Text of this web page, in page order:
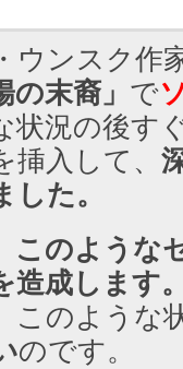
ウンスク作
の末裔」 で
状況の後す
挿入して、
した。
このような
造成します。
このような
のです。